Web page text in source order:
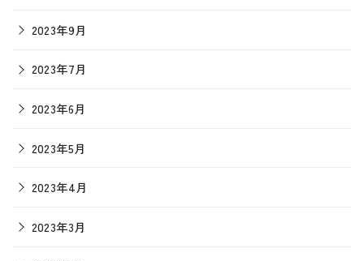
2023年9月
2023年7月
2023年6月
2023年5月
2023年4月
2023年3月